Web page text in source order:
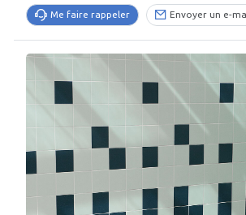
Me faire rappeler Envoyer un e-